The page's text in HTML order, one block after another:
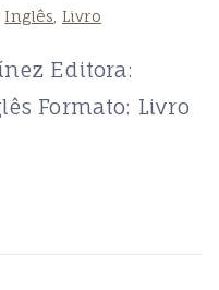
Inglês Livro
Editora:
Formato: Livro